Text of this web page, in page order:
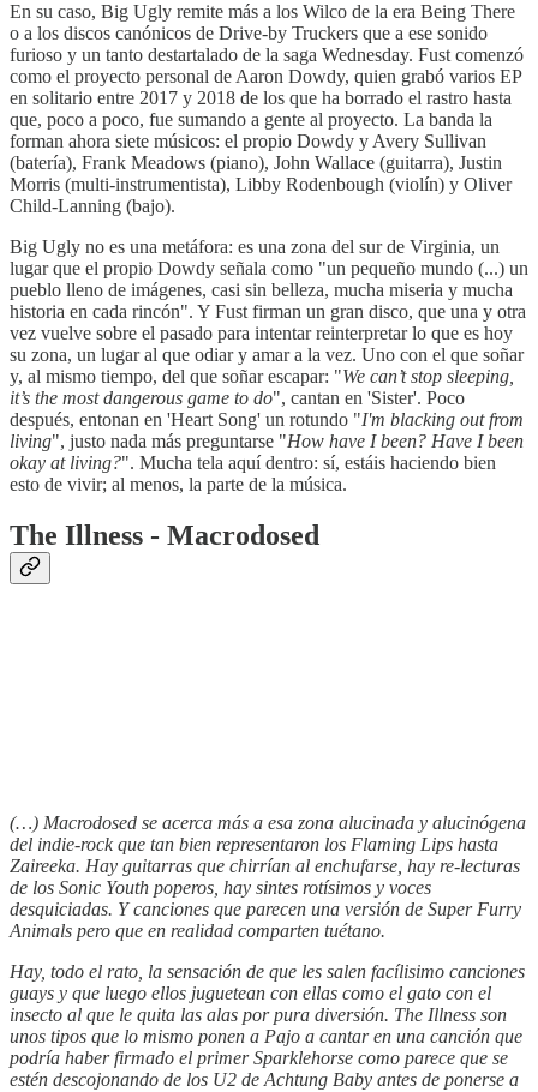
En su caso, Big Ugly remite más a los Wilco de la era Being There
o a los discos canónicos de Drive-by Truckers que a ese sonido
furioso y un tanto destartalado de la saga Wednesday. Fust comenzó
como el proyecto personal de Aaron Dowdy, quien grabó varios EP
en solitario entre 2017 y 2018 de los que ha borrado el rastro hasta
que, poco a poco, fue sumando a gente al proyecto. La banda la
forman ahora siete músicos: el propio Dowdy y Avery Sullivan
(batería), Frank Meadows (piano), John Wallace (guitarra), Justin
Morris (multi-instrumentista), Libby Rodenbough (violín) y Oliver
Child-Lanning (bajo).
Big Ugly no es una metáfora: es una zona del sur de Virginia, un
lugar que el propio Dowdy señala como "un pequeño mundo (...) un
pueblo lleno de imágenes, casi sin belleza, mucha miseria y mucha
historia en cada rincón". Y Fust firman un gran disco, que una y otra
vez vuelve sobre el pasado para intentar reinterpretar lo que es hoy
su zona, un lugar al que odiar y amar a la vez. Uno con el que soñar
y, al mismo tiempo, del que soñar escapar: "We can’t stop sleeping,
it’s the most dangerous game to do", cantan en 'Sister'. Poco
después, entonan en 'Heart Song' un rotundo "I'm blacking out from
living", justo nada más preguntarse "How have I been? Have I been
okay at living?". Mucha tela aquí dentro: sí, estáis haciendo bien
esto de vivir; al menos, la parte de la música.
The Illness - Macrodosed
(…) Macrodosed se acerca más a esa zona alucinada y alucinógena
del indie-rock que tan bien representaron los Flaming Lips hasta
Zaireeka. Hay guitarras que chirrían al enchufarse, hay re-lecturas
de los Sonic Youth poperos, hay sintes rotísimos y voces
desquiciadas. Y canciones que parecen una versión de Super Furry
Animals pero que en realidad comparten tuétano.
Hay, todo el rato, la sensación de que les salen facílisimo canciones
guays y que luego ellos juguetean con ellas como el gato con el
insecto al que le quita las alas por pura diversión. The Illness son
unos tipos que lo mismo ponen a Pajo a cantar en una canción que
podría haber firmado el primer Sparklehorse como parece que se
estén descojonando de los U2 de Achtung Baby antes de ponerse a